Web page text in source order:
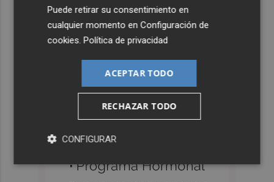
Puede retirar su consentimiento en
cualquier momento enConfiguración de
cookies.Política de privacidad
ACEPTAR TODO
RECHAZAR TODO
CONFIGURAR